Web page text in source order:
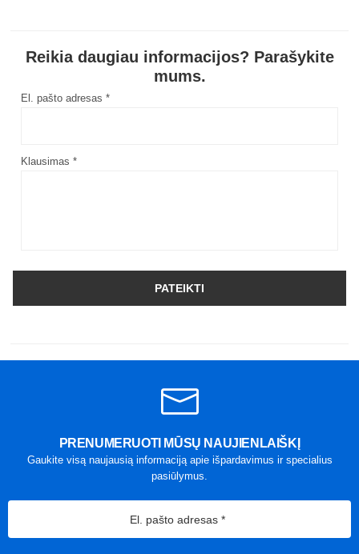
Reikia daugiau informacijos? Parašykite
mums.
El. pašto adresas *
Klausimas *
PATEIKTI
PRENUMERUOTI MŪSŲ NAUJIENLAIŠKĮ
Gaukite visą naujausią informaciją apie išpardavimus ir specialius
pasiūlymus.